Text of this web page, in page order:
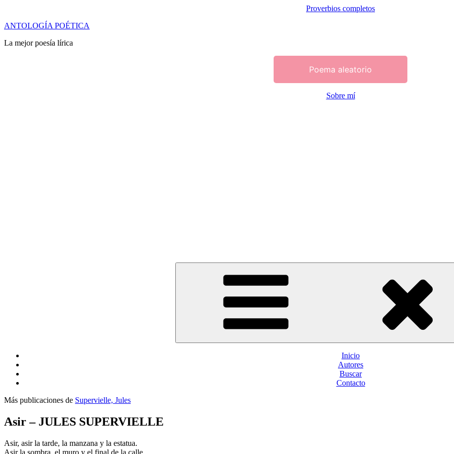
Proverbios completos
Saltar
contenido
ANTOLOGÍA POÉTICA
La mejor poesía lírica
Poema aleatorio
Sobre mí
Inicio
Autores
Buscar
Contacto
Más publicaciones de Supervielle, Jules
Asir – JULES SUPERVIELLE
Asir, asir la tarde, la manzana y la estatua.
Asir la sombra, el muro y el final de la calle.